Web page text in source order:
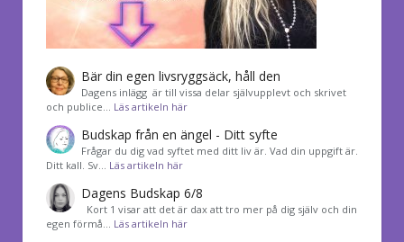
Bär din egen livsryggsäck, håll den
Dagens inlägg är till vissa delar självupplevt och skrivet
och publice… Läs artikeln här
Budskap från en ängel - Ditt syfte
Frågar du dig vad syftet med ditt liv är. Vad din uppgift är.
Ditt kall. Sv… Läs artikeln här
Dagens Budskap 6/8
Kort 1 visar att det är dax att tro mer på dig själv och din
egen förmå… Läs artikeln här